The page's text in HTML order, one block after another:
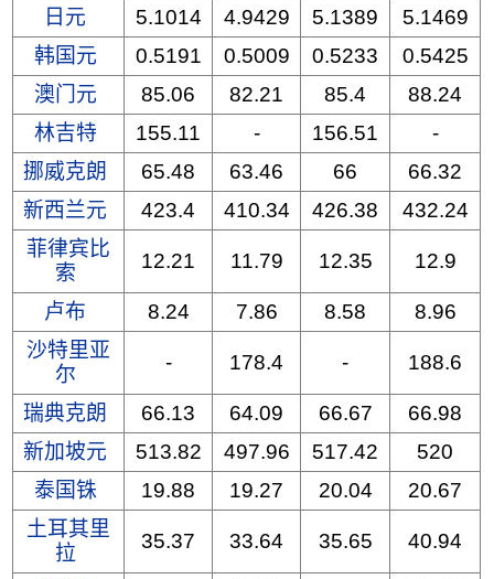
日元
5.1014 4.9429 5.1389
5.1469
韩国元
0.5191 0.5009 0.5233
0.5425
澳门元
85.06 82.21 85.4
88.24
林吉特
155.11 - 156.51
-
挪威克朗
65.48 63.46 66
66.32
新西兰元
423.4 410.34 426.38
432.24
菲律宾比
索
12.21 11.79 12.35 12.9
卢布 8.24 7.86 8.58
8.96
沙特里亚
尔
- 178.4 - 188.6
瑞典克朗 66.13 64.09 66.67
66.98
新加坡元
513.82 497.96 517.42
520
泰国铢
19.88 19.27 20.04
20.67
土耳其里
拉
35.37 33.64 35.65 40.94